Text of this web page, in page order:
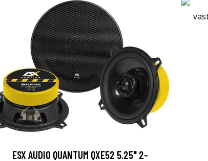
ESX AUDIO QUANTUM QXE52 5.25" 2-